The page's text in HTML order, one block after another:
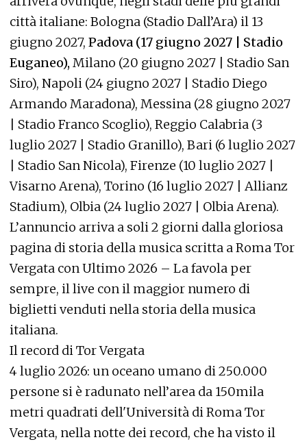
città italiane: Bologna (Stadio Dall’Ara) il 13
giugno 2027, Padova (17 giugno 2027 | Stadio
Euganeo), Milano (20 giugno 2027 | Stadio San
Siro), Napoli (24 giugno 2027 | Stadio Diego
Armando Maradona), Messina (28 giugno 2027
| Stadio Franco Scoglio), Reggio Calabria (3
luglio 2027 | Stadio Granillo), Bari (6 luglio 2027
| Stadio San Nicola), Firenze (10 luglio 2027 |
Visarno Arena), Torino (16 luglio 2027 | Allianz
Stadium), Olbia (24 luglio 2027 | Olbia Arena).
L’annuncio arriva a soli 2 giorni dalla gloriosa
pagina di storia della musica scritta a Roma Tor
Vergata con Ultimo 2026 – La favola per
sempre, il live con il maggior numero di
biglietti venduti nella storia della musica
italiana.
Il record di Tor Vergata
4 luglio 2026: un oceano umano di 250.000
persone si è radunato nell’area da 150mila
metri quadrati dell'Università di Roma Tor
Vergata, nella notte dei record, che ha visto il